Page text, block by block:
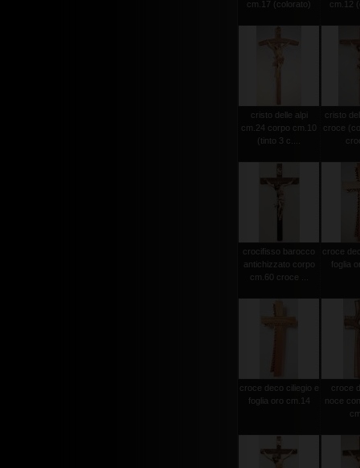
cm.17 (colorato)
cm.12
cristo delle alpi
cm.24 corpo cm.10
(tinto 3 c....
cristo
croce
crocifisso barocco
antichizzato corpo
cm.60 croce ...
croce
foglia
croce deco ciliegio e
foglia oro cm.14
croce
noce